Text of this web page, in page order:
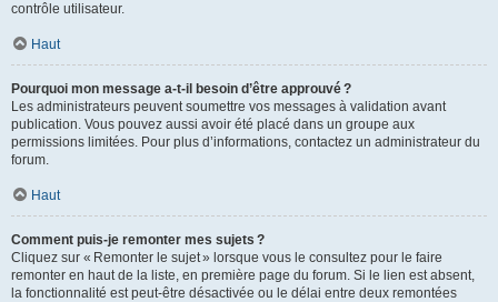
contrôle utilisateur.
Haut
Pourquoi mon message a-t-il besoin d’être approuvé ?
Les administrateurs peuvent soumettre vos messages à validation avant
publication. Vous pouvez aussi avoir été placé dans un groupe aux
permissions limitées. Pour plus d’informations, contactez un administrateur du
forum.
Haut
Comment puis-je remonter mes sujets ?
Cliquez sur « Remonter le sujet » lorsque vous le consultez pour le faire
remonter en haut de la liste, en première page du forum. Si le lien est absent,
la fonctionnalité est peut-être désactivée ou le délai entre deux remontées